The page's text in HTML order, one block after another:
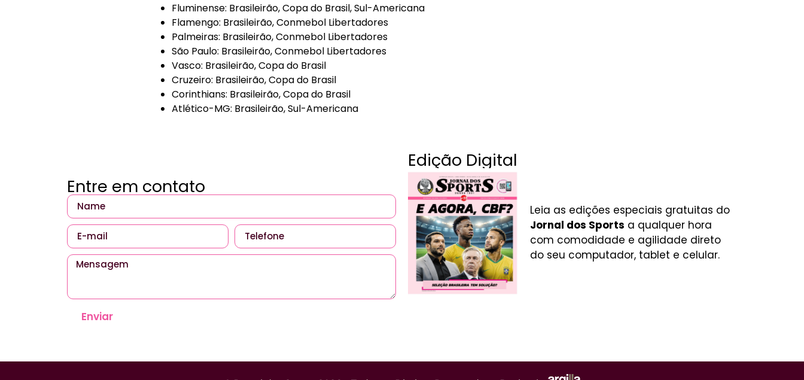
Fluminense: Brasileirão, Copa do Brasil, Sul-Americana
Flamengo: Brasileirão, Conmebol Libertadores
Palmeiras: Brasileirão, Conmebol Libertadores
São Paulo: Brasileirão, Conmebol Libertadores
Vasco: Brasileirão, Copa do Brasil
Cruzeiro: Brasileirão, Copa do Brasil
Corinthians: Brasileirão, Copa do Brasil
Atlético-MG: Brasileirão, Sul-Americana
Entre em contato
Enviar
Edição Digital
Leia as edições especiais gratuitas do
Jornal dos Sports a qualquer hora
com comodidade e agilidade direto
do seu computador, tablet e celular.